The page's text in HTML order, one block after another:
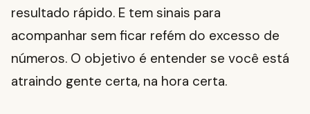
resultado rápido. E tem sinais para
acompanhar sem ficar refém do excesso de
números. O objetivo é entender se você está
atraindo gente certa, na hora certa.